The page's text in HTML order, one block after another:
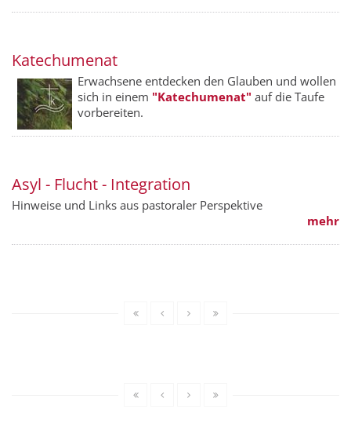
Katechumenat
Erwachsene entdecken den Glauben und wollen
sich in einem "Kate­chumenat" auf die Taufe
vorbereiten.
Asyl - Flucht - Integration
Hinweise und Links aus pastoraler Perspektive
mehr